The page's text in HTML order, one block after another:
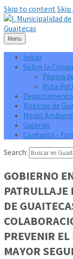
Skip to content
Menu
Inicio
Sobre la
Página
Ruta
Noticias de
Medio
Galerías
Contacto -
Search:
GOBIERNO
PATRULLAJE
DE
PREVENIR
MAYOR